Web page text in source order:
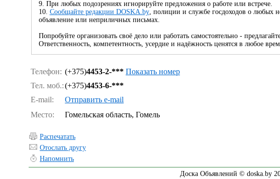
9. При любых подозрениях игнорируйте предложения о работе или встрече.
10. Сообщайте редакции DOSKA.by, полиции и службе госдоходов о любых
объявление или неприличных письмах.
Попробуйте организовать своё дело или работать самостоятельно -
Ответственность, компетентность, усердие и надёжность ценятся в любое
Телефон: (+375)4453-2-*** Показать номер
Тел. моб.:(+375)4453-6-***
E-mail: Отправить e-mail
Место: Гомельская область, Гомель
Распечатать
Отослать другу
Напомнить
Доска Объявлений © doska.by